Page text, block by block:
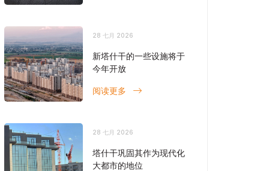
28 七月 2026
新塔什干的一些设施将于
今年开放
阅读更多
28 七月 2026
塔什干巩固其作为现代化
大都市的地位